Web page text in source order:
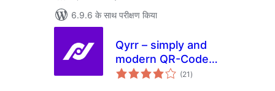
6.9.6 के साथ परीक्षण किया
Qyrr – simply and
modern QR-Code
creation
(21 कुल
दर)